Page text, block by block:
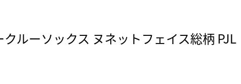
クルーソックス ヌネットフェイス総柄 PJL